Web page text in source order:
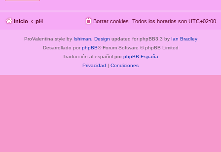
Inicio pH Todos los horarios son UTC+02:00
Borrar cookies
ProValentina style by Ishimaru Design updated for phpBB3.3 by Ian Bradley
Desarrollado por phpBB® Forum Software © phpBB Limited
Traducción al español por phpBB España
Privacidad | Condiciones